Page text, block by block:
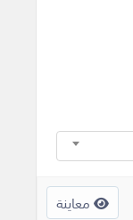
معاينة